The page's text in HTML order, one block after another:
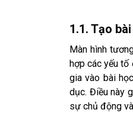
1.1. Tạo
Màn hình
hợp các yếu tố
gia vào bài
dục. Điều này
sự chủ động